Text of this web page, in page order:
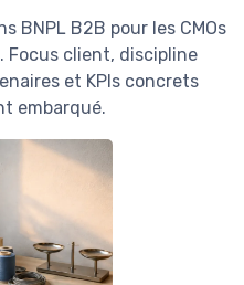
BNPL B2B pour les CMOs
Focus client, discipline
et KPIs concrets
embarqué.